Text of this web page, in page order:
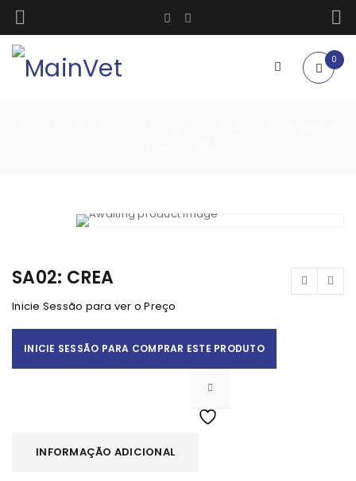
0
SA02: CREA
Inicie Sessão para ver o Preço
INICIE SESSÃO PARA COMPRAR ESTE PRODUTO
INFORMAÇÃO ADICIONAL